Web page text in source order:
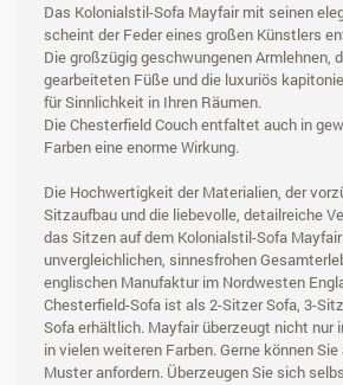
Das Kolonialstil-Sofa Mayfair mit seinen
scheint der Feder eines großen Künstlers
Die großzügig geschwungenen Armlehnen,
gearbeiteten Füße und die luxuriös
für Sinnlichkeit in Ihren Räumen.
Die Chesterfield Couch entfaltet auch in
Farben eine enorme Wirkung.
Die Hochwertigkeit der Materialien, der
Sitzaufbau und die liebevolle, detailreiche
das Sitzen auf dem Kolonialstil-Sofa
unvergleichlichen, sinnesfrohen
englischen Manufaktur im Nordwesten
Chesterfield-Sofa ist als 2-Sitzer Sofa, 3-
Sofa erhältlich. Mayfair überzeugt nicht nur
in vielen weiteren Farben. Gerne können
Muster anfordern. Überzeugen Sie sich